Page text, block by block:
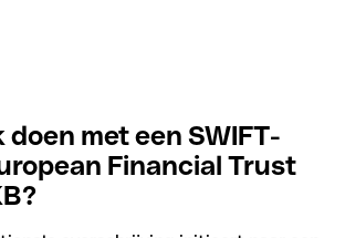
doen met een SWIFT-
Financial Trust